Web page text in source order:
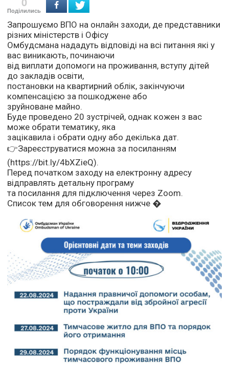
Поділились
Запрошуємо ВПО на онлайн заходи, де представники
різних міністерств і Офісу
Омбудсмана нададуть відповіді на всі питання які у
вас виникають, починаючи
від виплати допомоги на проживання, вступу дітей
до закладів освіти,
постановки на квартирний облік, закінчуючи
компенсацією за пошкоджене або
зруйноване майно.
Буде проведено 20 зустрічей, однак кожен з вас
може обрати тематику, яка
зацікавила і обрати одну або декілька дат.
👉Зареєструватися можна за посиланням
(https://bit.ly/4bXZieQ).
Перед початком заходу на електронну адресу
відправлять детальну програму
та посилання для підключення через Zoom.
Список тем для обговорення нижче �